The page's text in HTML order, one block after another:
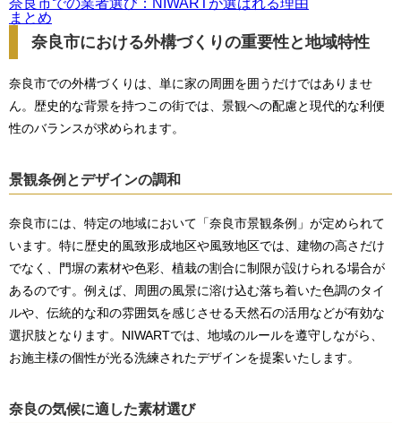
奈良市での業者選び：NIWARTが選ばれる理由
まとめ
奈良市における外構づくりの重要性と地域特性
奈良市での外構づくりは、単に家の周囲を囲うだけではありませ
ん。歴史的な背景を持つこの街では、景観への配慮と現代的な利便
性のバランスが求められます。
景観条例とデザインの調和
奈良市には、特定の地域において「奈良市景観条例」が定められて
います。特に歴史的風致形成地区や風致地区では、建物の高さだけ
でなく、門塀の素材や色彩、植栽の割合に制限が設けられる場合が
あるのです。例えば、周囲の風景に溶け込む落ち着いた色調のタイ
ルや、伝統的な和の雰囲気を感じさせる天然石の活用などが有効な
選択肢となります。NIWARTでは、地域のルールを遵守しながら、
お施主様の個性が光る洗練されたデザインを提案いたします。
奈良の気候に適した素材選び